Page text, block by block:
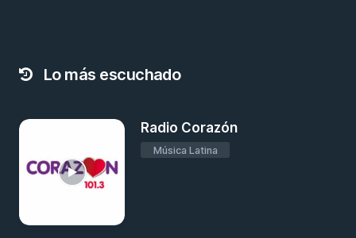
Lo más escuchado
Radio Corazón
Música Latina